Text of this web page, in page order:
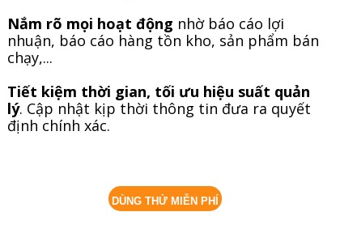
Nắm rõ mọi hoạt động nhờ báo cáo lợi
nhuận, báo cáo hàng tồn kho, sản phẩm bán
chạy,...
Tiết kiệm thời gian, tối ưu hiệu suất quản
lý. Cập nhật kịp thời thông tin đưa ra quyết
định chính xác.
DÙNG THỬ MIỄN PHÍ